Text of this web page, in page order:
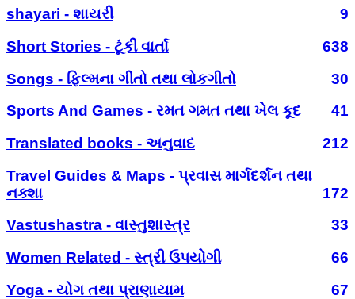
shayari - શાયરી
9
Short Stories - ટૂંકી વાર્તા
638
Songs - ફિલ્મના ગીતો તથા લોકગીતો
30
Sports And Games - રમત ગમત તથા ખેલ કૂદ
41
Translated books - અનુવાદ
212
Travel Guides & Maps - પ્રવાસ માર્ગદર્શન તથા
નક્શા
172
Vastushastra - વાસ્તુશાસ્ત્ર
33
Women Related - સ્ત્રી ઉપયોગી
66
Yoga - યોગ તથા પ્રાણાયામ
67